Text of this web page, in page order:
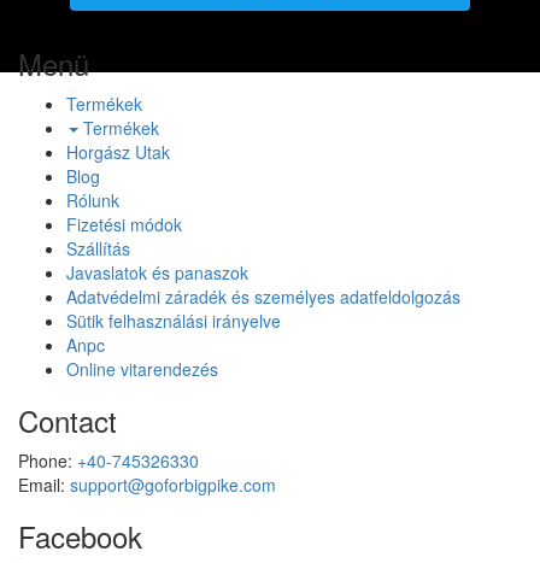
Menü
Termékek
Termékek
Horgász Utak
Blog
Rólunk
Fizetési módok
Szállítás
Javaslatok és panaszok
Adatvédelmi záradék és személyes adatfeldolgozás
Sütik felhasználási irányelve
Anpc
Online vitarendezés
Contact
Phone: +40-745326330
Email: support@goforbigpike.com
Facebook